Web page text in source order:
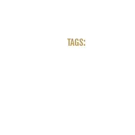
TAGS: